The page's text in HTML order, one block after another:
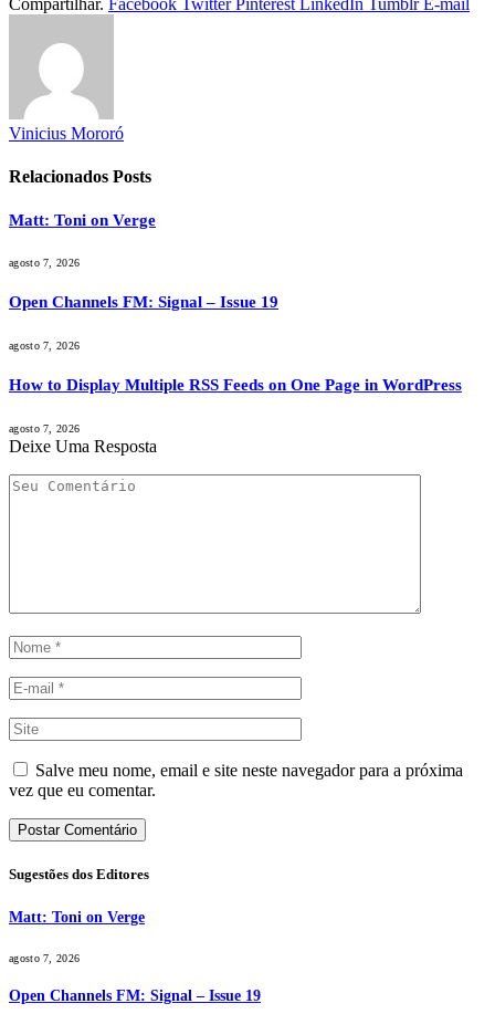
Compartilhar. Facebook Twitter Pinterest LinkedIn Tumblr E-mail
Vinicius Mororó
Relacionados Posts
Matt: Toni on Verge
agosto 7, 2026
Open Channels FM: Signal – Issue 19
agosto 7, 2026
How to Display Multiple RSS Feeds on One Page in WordPress
agosto 7, 2026
Deixe Uma Resposta
Salve meu nome, email e site neste navegador para a próxima
vez que eu comentar.
Sugestões dos Editores
Matt: Toni on Verge
agosto 7, 2026
Open Channels FM: Signal – Issue 19